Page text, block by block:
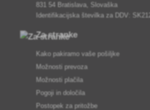
831 54 Bratislava, Slovaška
Identifikacijska številka za DDV:
Za stranke
Kako pakiramo vaše pošiljke
Možnosti prevoza
Možnosti plačila
Pogoji in določila
Postopek za pritožbe